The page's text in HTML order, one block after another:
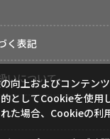
く表記
いについて
向上およびコンテン
としてCookieを使用
た場合、Cookieの利